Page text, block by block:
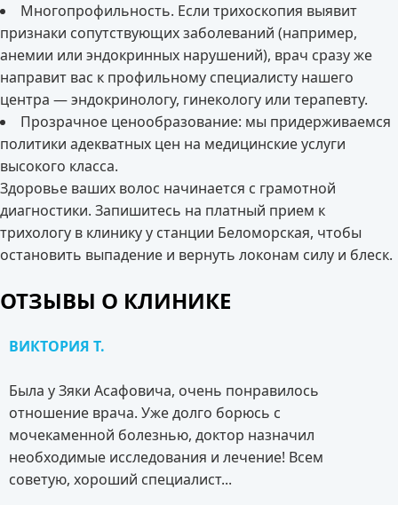
Многопрофильность. Если трихоскопия выявит
признаки сопутствующих заболеваний (например,
анемии или эндокринных нарушений), врач сразу же
направит вас к профильному специалисту нашего
центра — эндокринологу, гинекологу или терапевту.
Прозрачное ценообразование: мы придерживаемся
политики адекватных цен на медицинские услуги
высокого класса.
Здоровье ваших волос начинается с грамотной
диагностики. Запишитесь на платный прием к
трихологу в клинику у станции Беломорская, чтобы
остановить выпадение и вернуть локонам силу и блеск.
ОТЗЫВЫ О КЛИНИКЕ
ВИКТОРИЯ Т.
Была у Зяки Асафовича, очень понравилось
отношение врача. Уже долго борюсь с
мочекаменной болезнью, доктор назначил
необходимые исследования и лечение! Всем
советую, хороший специалист...